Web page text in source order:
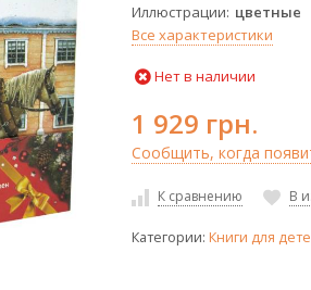
Иллюстрации цветные
Все характеристики
Нет в наличии
1 929 грн.
Сообщить, когда
К сравнению В
Категории:Книги для